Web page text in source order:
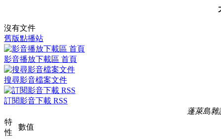
沒有文件
舊版點播站
影音播放下載區 首頁
搜尋影音檔案文件
訂閱影音下載 RSS
蓬萊島雜
特
性
數值